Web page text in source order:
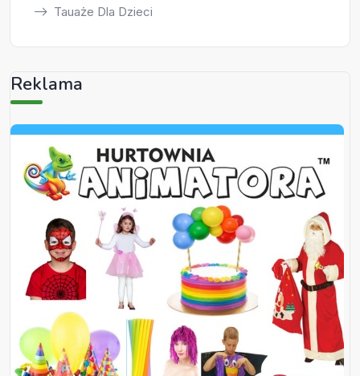
Tauaże Dla Dzieci
Reklama